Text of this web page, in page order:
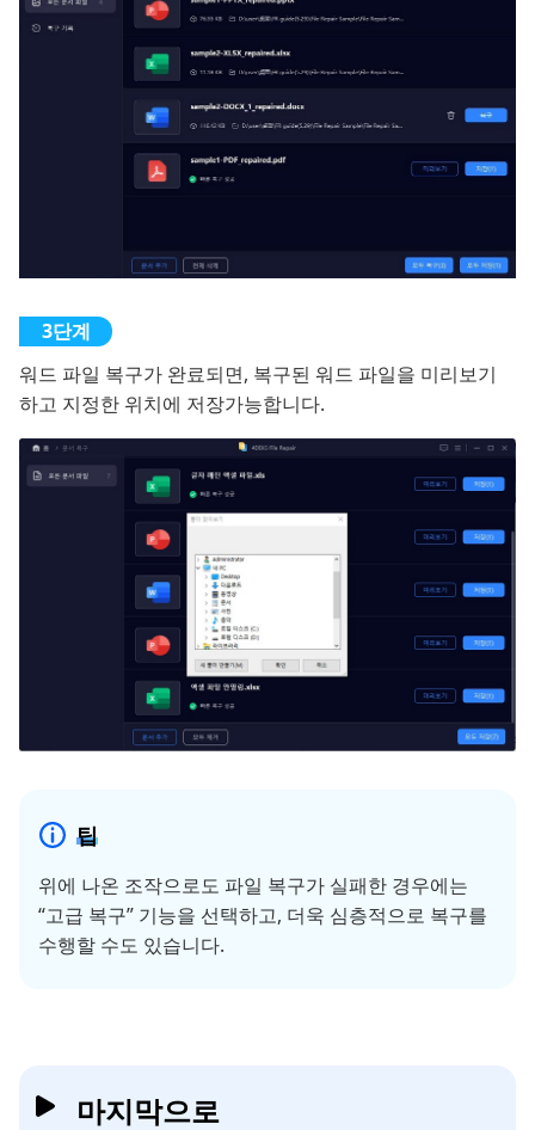
워드 파일 복구가 완료되면, 복구된 워드 파일을 미리보기
하고 지정한 위치에 저장가능합니다.
팁
위에 나온 조작으로도 파일 복구가 실패한 경우에는
“고급 복구” 기능을 선택하고, 더욱 심층적으로 복구를
수행할 수도 있습니다.
마지막으로